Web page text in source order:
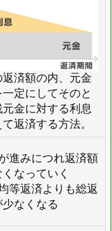
877
37 569
30年
31年
～
24
106
0
3
年
済額の内、元金
定にしてそのと
元金に対する利息
返済する方法。
進みにつれ返済額
なっていく
等返済よりも総返
なくなる